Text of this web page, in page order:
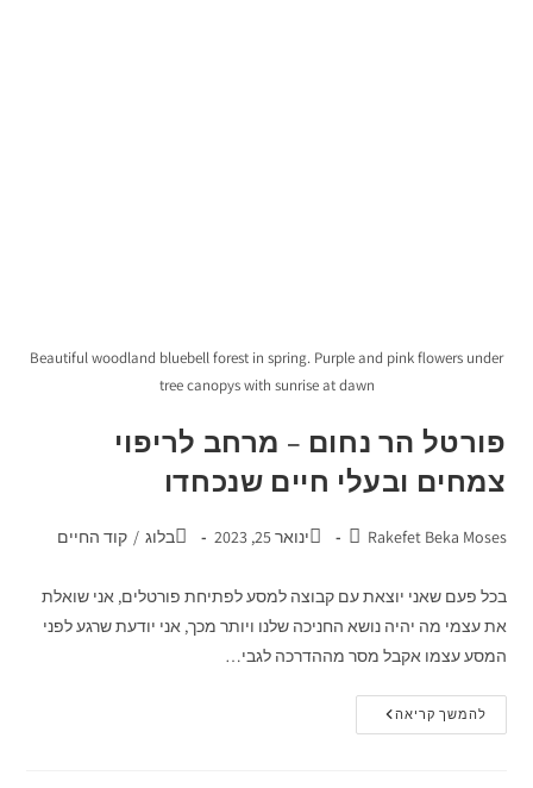
Beautiful woodland bluebell forest in spring. Purple and pink flowers under
tree canopys with sunrise at dawn
פורטל הר נחום – מרחב לריפוי
צמחים ובעלי חיים שנכחדו
Rakefet Beka Moses ינואר 25, 2023 בלוג / קוד החיים
בכל פעם שאני יוצאת עם קבוצה למסע לפתיחת פורטלים, אני שואלת
את עצמי מה יהיה נושא החניכה שלנו ויותר מכך, אני יודעת שרגע לפני
המסע עצמו אקבל מסר מההדרכה לגבי…
להמשך קריאה